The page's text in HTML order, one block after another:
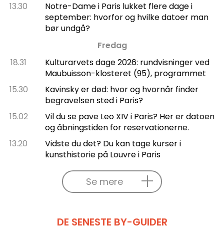
13.30
Notre-Dame i Paris lukket flere dage i
september: hvorfor og hvilke datoer man
bør undgå?
Fredag
18.31
Kulturarvets dage 2026: rundvisninger ved
Maubuisson-klosteret (95), programmet
15.30
Kavinsky er død: hvor og hvornår finder
begravelsen sted i Paris?
15.02
Vil du se pave Leo XIV i Paris? Her er datoen
og åbningstiden for reservationerne.
13.20
Vidste du det? Du kan tage kurser i
kunsthistorie på Louvre i Paris
Se mere
DE SENESTE BY-GUIDER